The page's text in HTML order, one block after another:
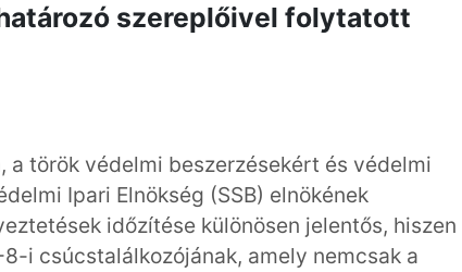
szereplőivel folytatott
a török védelmi beszerzésekért és védelmi
Ipari Elnökség (SSB) elnökének
időzítése különösen jelentős, hiszen
i csúcstalálkozójának, amely nemcsak a